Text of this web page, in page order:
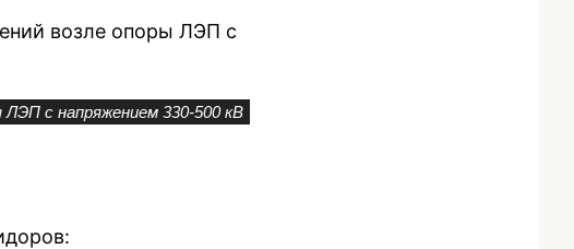
с напряжением 330-500 кВ